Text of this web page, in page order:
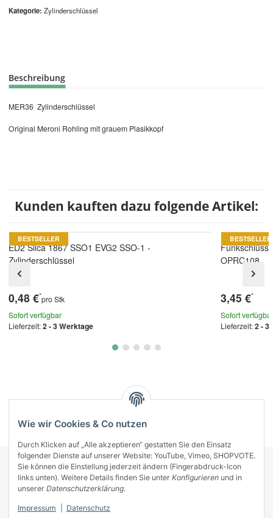
Kategorie Zylinderschlüssel
Beschreibung
MER36 Zylinderschlüssel
Original Meroni Rohling mit grauem Plasikkopf
Kunden kauften dazu folgende Artikel:
BESTSELLER
ED2 Silca 1867 SSO1 EVG2 SSO-1 -
Zylinderschlüssel
0,48 €*pro Stk
Sofort verfügbar
Lieferzeit:2 - 3 Werktage
BESTSELLER
OPRC108
3,45 €*
Sofort verfügbar
Lieferzeit:2 - 3
KONTAKT
INFORMATIONEN
ZAHLUNGSARTEN
Wie wir Cookies & Co nutzen
Durch Klicken auf „Alle akzeptieren“ gestatten Sie den Einsatz
folgender Dienste auf unserer Website: YouTube, Vimeo, SHOPVOTE.
Sie können die Einstellung jederzeit ändern (Fingerabdruck-Icon
links unten). Weitere Details finden Sie unter Konfigurieren und in
unserer Datenschutzerklärung.
Impressum Datenschutz